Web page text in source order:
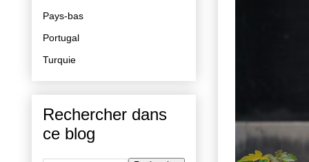
Pays-bas
Portugal
Turquie
Rechercher dans
ce blog